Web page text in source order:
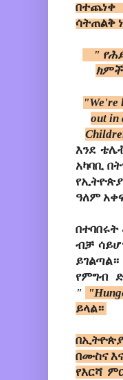
በተጨነቀ
ሳትጠልቅ
"
"We're
out in
እንደ
አካባቢ
ዓለም
ብቻ
የምግብ
"
ይላል።
በሙስና
የእርሻ